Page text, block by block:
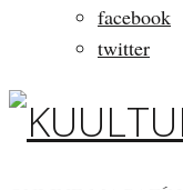
facebook
twitter